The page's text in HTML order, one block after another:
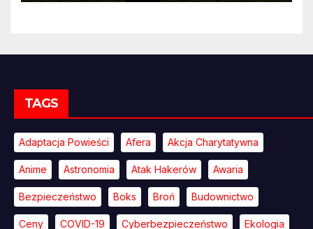
TAGS
Adaptacja Powieści Afera Akcja Charytatywna
Anime Astronomia Atak Hakerów Awaria
Bezpieczeństwo Boks Broń Budownictwo
Ceny COVID-19 Cyberbezpieczeństwo Ekologia